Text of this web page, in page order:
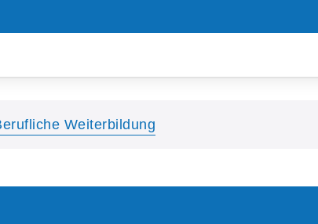
Weiterbildung